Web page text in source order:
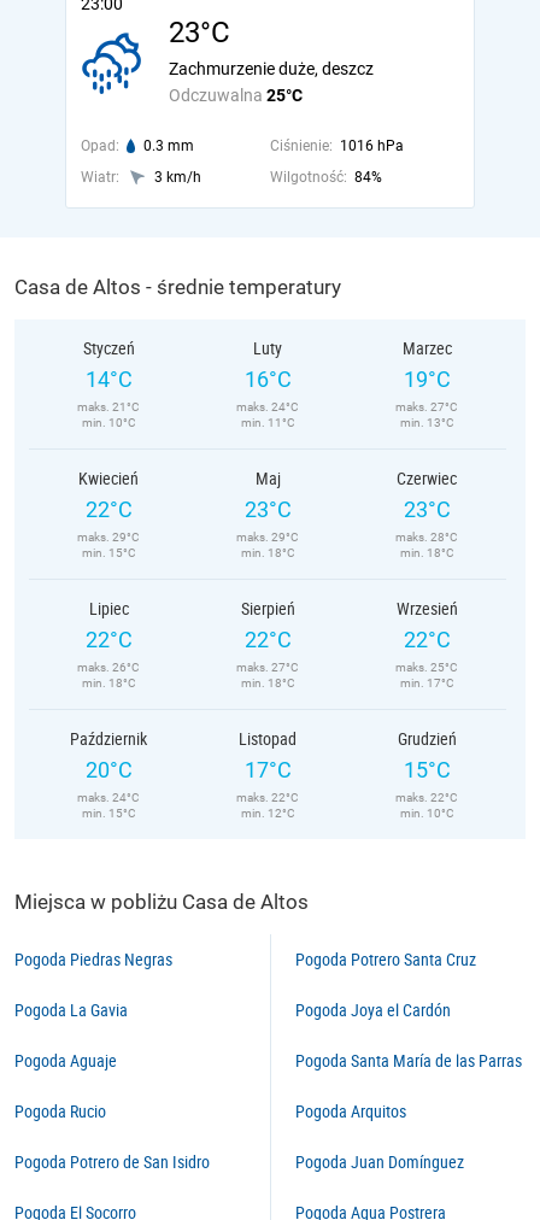
23°C
Odczuwalna 25°C
Zachmurzenie duże, deszcz
Opad: 0.3 mm Ciśnienie: 1016 hPa
Wiatr:
3 km/h Wilgotność: 84%
Casa de Altos - średnie temperatury
Styczeń
14°C
maks. 21°C
min. 10°C
Luty
16°C
maks. 24°C
min. 11°C
Marzec
19°C
maks. 27°C
min. 13°C
Kwiecień
22°C
maks. 29°C
min. 15°C
Maj
23°C
maks. 29°C
min. 18°C
Czerwiec
23°C
maks. 28°C
min. 18°C
Lipiec
22°C
maks. 26°C
min. 18°C
Sierpień
22°C
maks. 27°C
min. 18°C
Wrzesień
22°C
maks. 25°C
min. 17°C
Październik
20°C
maks. 24°C
min. 15°C
Listopad
17°C
maks. 22°C
min. 12°C
Grudzień
15°C
maks. 22°C
min. 10°C
Miejsca w pobliżu Casa de Altos
Pogoda Piedras Negras
Pogoda La Gavia
Pogoda Aguaje
Pogoda Rucio
Pogoda Potrero de San Isidro
Pogoda El Socorro
Pogoda Potrero Santa Cruz
Pogoda Joya el Cardón
Pogoda Santa María de las Parras
Pogoda Arquitos
Pogoda Juan Domínguez
Pogoda Agua Postrera